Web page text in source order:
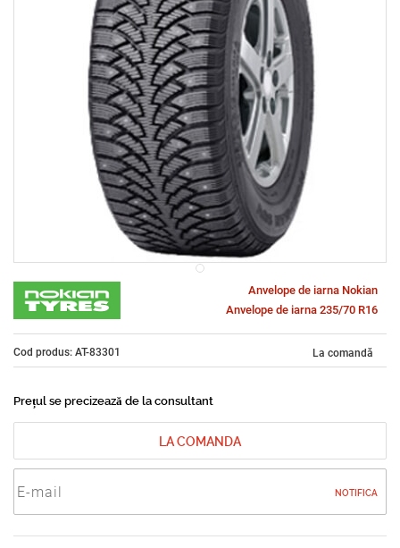
Anvelope de iarna Nokian
Anvelope de iarna 235/70 R16
Cod produs: AT-83301 La comandă
Prețul se precizează de la consultant
LA COMANDA
NOTIFICA